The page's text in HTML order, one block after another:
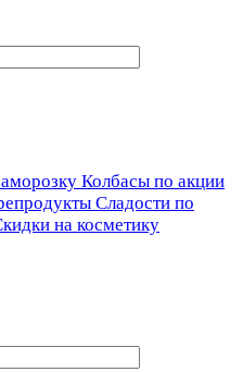
Колбасы по акции
Сладости по
на косметику